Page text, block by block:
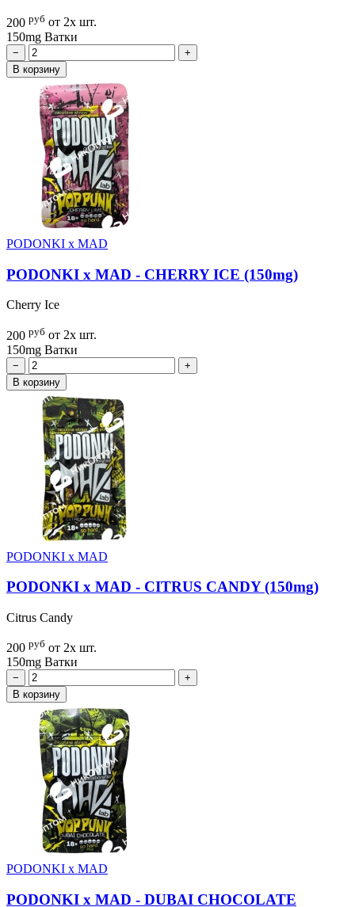
200 руб от 2х шт.
150mg Ватки
−
+
В корзину
PODONKI x MAD
PODONKI x MAD - CHERRY ICE (150mg)
Cherry Ice
200 руб от 2х шт.
150mg Ватки
−
+
В корзину
PODONKI x MAD
PODONKI x MAD - CITRUS CANDY (150mg)
Citrus Candy
200 руб от 2х шт.
150mg Ватки
−
+
В корзину
PODONKI x MAD
PODONKI x MAD - DUBAI CHOCOLATE